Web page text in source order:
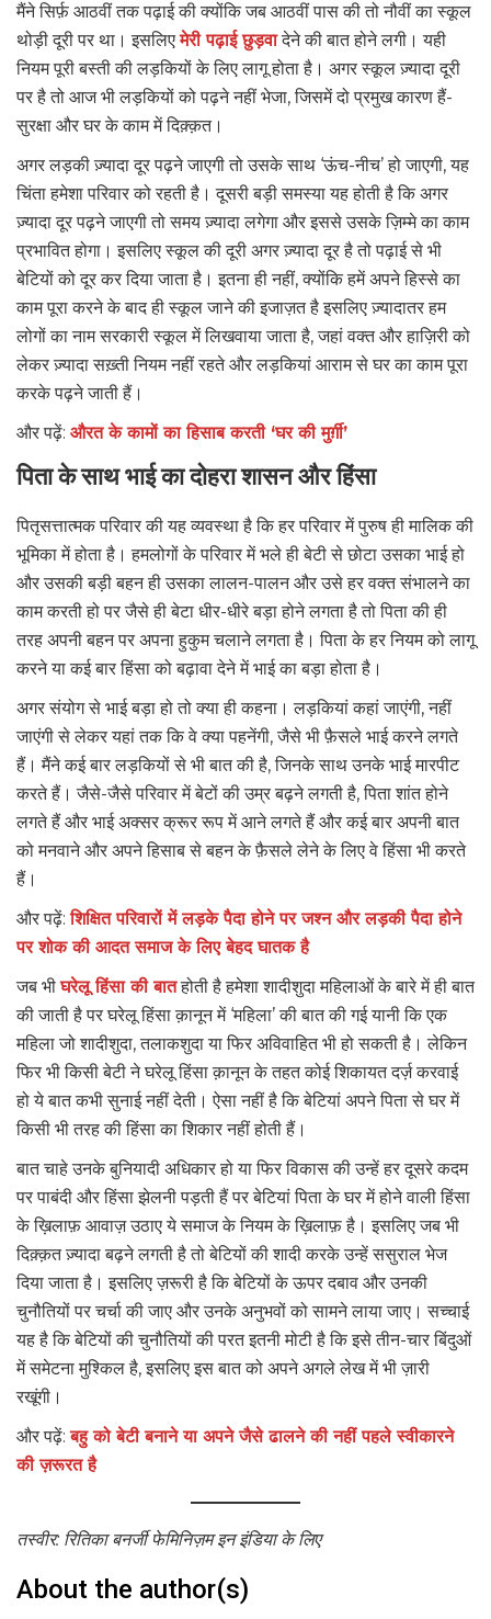
मैंने सिर्फ़ आठवीं तक पढ़ाई की क्योंकि जब आठवीं पास की तो नौवीं का स्कूल
थोड़ी दूरी पर था। इसलिएमेरी पढ़ाई छुड़वादेने की बात होने लगी। यही
नियम पूरी बस्ती की लड़कियों के लिए लागू होता है। अगर स्कूल ज़्यादा दूरी
पर है तो आज भी लड़कियों को पढ़ने नहीं भेजा, जिसमें दो प्रमुख कारण हैं-
सुरक्षा और घर के काम में दिक़्क़त।
अगर लड़की ज़्यादा दूर पढ़ने जाएगी तो उसके साथ ‘ऊंच-नीच’ हो जाएगी, यह
चिंता हमेशा परिवार को रहती है। दूसरी बड़ी समस्या यह होती है कि अगर
ज़्यादा दूर पढ़ने जाएगी तो समय ज़्यादा लगेगा और इससे उसके ज़िम्मे का काम
प्रभावित होगा। इसलिए स्कूल की दूरी अगर ज़्यादा दूर है तो पढ़ाई से भी
बेटियों को दूर कर दिया जाता है। इतना ही नहीं, क्योंकि हमें अपने हिस्से का
काम पूरा करने के बाद ही स्कूल जाने की इजाज़त है इसलिए ज़्यादातर हम
लोगों का नाम सरकारी स्कूल में लिखवाया जाता है, जहां वक्त और हाज़िरी को
लेकर ज़्यादा सख़्ती नियम नहीं रहते और लड़कियां आराम से घर का काम पूरा
करके पढ़ने जाती हैं।
और पढ़ें: औरत के कामों का हिसाब करती ‘घर की मुर्ग़ी’
पिता के साथ भाई का दोहरा शासन और हिंसा
पितृसत्तात्मक परिवार की यह व्यवस्था है कि हर परिवार में पुरुष ही मालिक की
भूमिका में होता है। हमलोगों के परिवार में भले ही बेटी से छोटा उसका भाई हो
और उसकी बड़ी बहन ही उसका लालन-पालन और उसे हर वक्त संभालने का
काम करती हो पर जैसे ही बेटा धीर-धीरे बड़ा होने लगता है तो पिता की ही
तरह अपनी बहन पर अपना हुकुम चलाने लगता है। पिता के हर नियम को लागू
करने या कई बार हिंसा को बढ़ावा देने में भाई का बड़ा होता है।
अगर संयोग से भाई बड़ा हो तो क्या ही कहना। लड़कियां कहां जाएंगी, नहीं
जाएंगी से लेकर यहां तक कि वे क्या पहनेंगी, जैसे भी फ़ैसले भाई करने लगते
हैं। मैंने कई बार लड़कियों से भी बात की है, जिनके साथ उनके भाई मारपीट
करते हैं। जैसे-जैसे परिवार में बेटों की उम्र बढ़ने लगती है, पिता शांत होने
लगते हैं और भाई अक्सर क्रूर रूप में आने लगते हैं और कई बार अपनी बात
को मनवाने और अपने हिसाब से बहन के फ़ैसले लेने के लिए वे हिंसा भी करते
हैं।
और पढ़ें:शिक्षित परिवारों में लड़के पैदा होने पर जश्न और लड़की पैदा होने
पर शोक की आदत समाज के लिए बेहद घातक है
जब भीघरेलू हिंसा की बातहोती है हमेशा शादीशुदा महिलाओं के बारे में ही बात
की जाती है पर घरेलू हिंसा क़ानून में ‘महिला’ की बात की गई यानी कि एक
महिला जो शादीशुदा, तलाकशुदा या फिर अविवाहित भी हो सकती है। लेकिन
फिर भी किसी बेटी ने घरेलू हिंसा क़ानून के तहत कोई शिकायत दर्ज़ करवाई
हो ये बात कभी सुनाई नहीं देती। ऐसा नहीं है कि बेटियां अपने पिता से घर में
किसी भी तरह की हिंसा का शिकार नहीं होती हैं।
बात चाहे उनके बुनियादी अधिकार हो या फिर विकास की उन्हें हर दूसरे कदम
पर पाबंदी और हिंसा झेलनी पड़ती हैं पर बेटियां पिता के घर में होने वाली हिंसा
के ख़िलाफ़ आवाज़ उठाए ये समाज के नियम के ख़िलाफ़ है। इसलिए जब भी
दिक़्क़त ज़्यादा बढ़ने लगती है तो बेटियों की शादी करके उन्हें ससुराल भेज
दिया जाता है। इसलिए ज़रूरी है कि बेटियों के ऊपर दबाव और उनकी
चुनौतियों पर चर्चा की जाए और उनके अनुभवों को सामने लाया जाए। सच्चाई
यह है कि बेटियों की चुनौतियों की परत इतनी मोटी है कि इसे तीन-चार बिंदुओं
में समेटना मुश्किल है, इसलिए इस बात को अपने अगले लेख में भी ज़ारी
रखूंगी।
और पढ़ें:बहु को बेटी बनाने या अपने जैसे ढालने की नहीं पहले स्वीकारने
की ज़रूरत है
तस्वीर: रितिका बनर्जी फेमिनिज़म इन इंडिया के लिए
About the author(s)